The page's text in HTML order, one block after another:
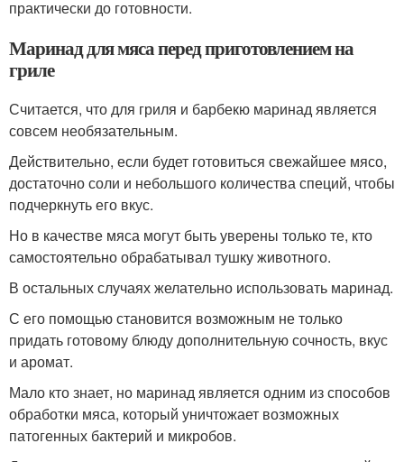
практически до готовности.
Маринад для мяса перед приготовлением на
гриле
Считается, что для гриля и барбекю маринад является
совсем необязательным.
Действительно, если будет готовиться свежайшее мясо,
достаточно соли и небольшого количества специй, чтобы
подчеркнуть его вкус.
Но в качестве мяса могут быть уверены только те, кто
самостоятельно обрабатывал тушку животного.
В остальных случаях желательно использовать маринад.
С его помощью становится возможным не только
придать готовому блюду дополнительную сочность, вкус
и аромат.
Мало кто знает, но маринад является одним из способов
обработки мяса, который уничтожает возможных
патогенных бактерий и микробов.